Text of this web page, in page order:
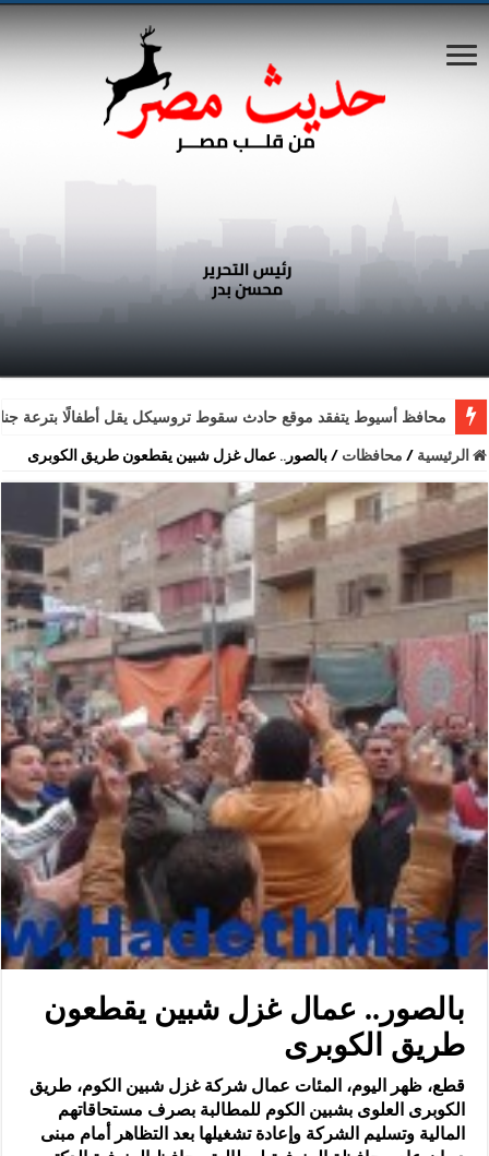
محافظ أسيوط يتفقد موقع حادث سقوط تروسيكل يقل أطفالًا بترعة
الرئيسية / محافظات /بالصور.. عمال غزل شبين يقطعون طريق الكوبرى
بالصور.. عمال غزل شبين يقطعون
طريق الكوبرى
قطع، ظهر اليوم، المئات عمال شركة غزل شبين الكوم، طريق
الكوبرى العلوى بشبين الكوم للمطالبة بصرف مستحاقاتهم
المالية وتسليم الشركة وإعادة تشغيلها بعد التظاهر أمام مبنى